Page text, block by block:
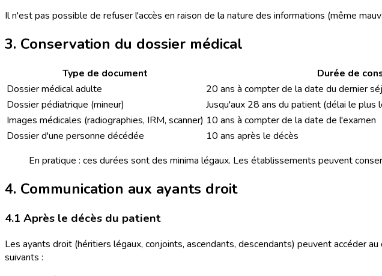
Il n'est pas possible de refuser l'accès en raison de la nature des informations (même
3. Conservation du dossier médical
Type de document
Durée de
Dossier médical adulte
20 ans à compter de la date du dernier
Dossier pédiatrique (mineur)
Jusqu'aux 28 ans du patient (délai le
Images médicales (radiographies, IRM, scanner) 10 ans à compter de la date de l'examen
Dossier d'une personne décédée
10 ans après le décès
En pratique : ces durées sont des minima légaux. Les établissements peuvent
4. Communication aux ayants droit
4.1 Après le décès du patient
Les ayants droit (héritiers légaux, conjoints, ascendants, descendants) peuvent accéder
suivants :